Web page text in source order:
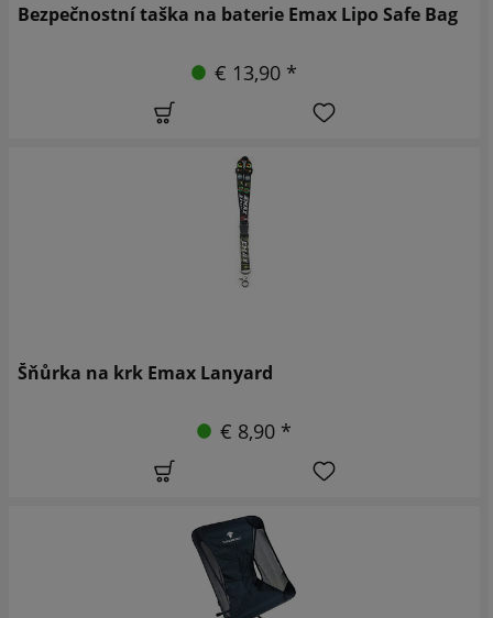
Bezpečnostní taška na baterie Emax Lipo Safe Bag
€ 13,90 *
Šňůrka na krk Emax Lanyard
€ 8,90 *